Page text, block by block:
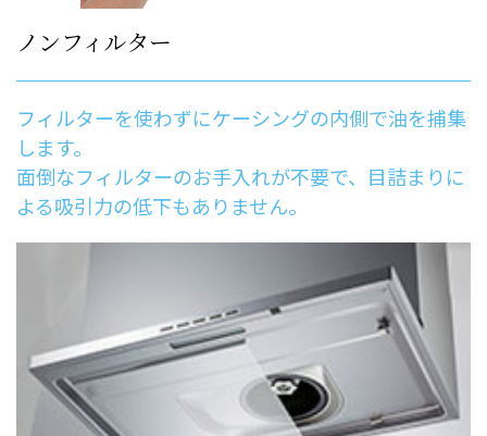
ノンフィルター
フィルターを使わずにケーシングの内側で油を捕集
します。
面倒なフィルターのお手入れが不要で、目詰まりに
よる吸引力の低下もありません。